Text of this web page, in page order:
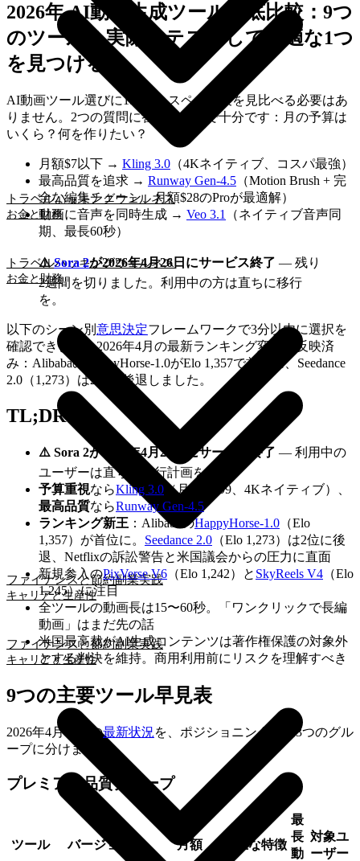
トラベルハッキングウェルネス
お金と財務
ファイナンスと節約副業実践
キャリアと生産性
トラベルハッキングウェルネス
お金と財務
ファイナンスと節約副業実践
キャリアと生産性
2026年 AI動画生成ツール徹底比較：9つ
のツールを実際にテストして最適な1つ
を見つける
AI動画ツール選びに1時間もスペック表を見比べる必要はあ
りません。2つの質問に答えるだけで十分です：月の予算は
いくら？何を作りたい？
月額$7以下 → Kling 3.0 （4Kネイティブ、コスパ最強）
最高品質を追求 → Runway Gen-4.5 （Motion Brush + 完
全な編集チェーン、月額$28のProが最適解）
動画に音声を同時生成 → Veo 3.1
（ネイティブ音声同
期、最長60秒）
⚠️Sora 2が2026年4月26日にサービス終了 — 残り
2週間を切りました。利用中の方は直ちに移行
を。
以下のシーン別 意思決定フレームワークで3分以内に選択を
確認できます。2026年4月の最新ランキング変動も反映済
み：AlibabaのHappyHorse-1.0がElo 1,357で首位に、Seedance
2.0（1,273）は2位に後退しました。
TL;DR
⚠️ Sora 2が2026年4月26日にサービス終了 — 利用中の
ユーザーは直ちに移行計画を
予算重視ならKling 3.0 （月額$6.99、4Kネイティブ）、
最高品質ならRunway Gen-4.5
ランキング新王 ：AlibabaのHappyHorse-1.0 （Elo
1,357）が首位に。 Seedance 2.0 （Elo 1,273）は2位に後
退、Netflixの訴訟警告と米国議会からの圧力に直面
新規参入のPixVerse V6 （Elo 1,242）と SkyReels V4 （Elo
1,245）に注目
全ツールの動画長は15〜60秒。「ワンクリックで長編
動画」はまだ先の話
米国最高裁がAI生成コンテンツは著作権保護の対象外
とする判決を維持。商用利用前にリスクを理解すべき
9つの主要ツール早見表
2026年4月時点の最新状況を、ポジショニング別に3つのグル
ープに分けました。
プレミアム品質グループ
ツール バージョン 月額 主な特徴
最
長
動
対象ユ
ーザー